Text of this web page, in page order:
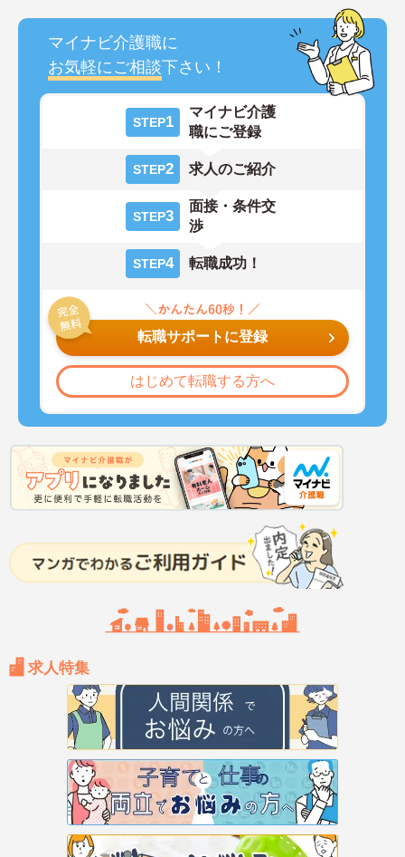
マイナビ介護職に
お気軽にご相談下さい！
STEP1
マイナビ介護
職にご登録
STEP2 求人のご紹介
STEP3
面接・条件交
渉
STEP4 転職成功！
転職サポートに登録
はじめて転職する方へ
求人特集